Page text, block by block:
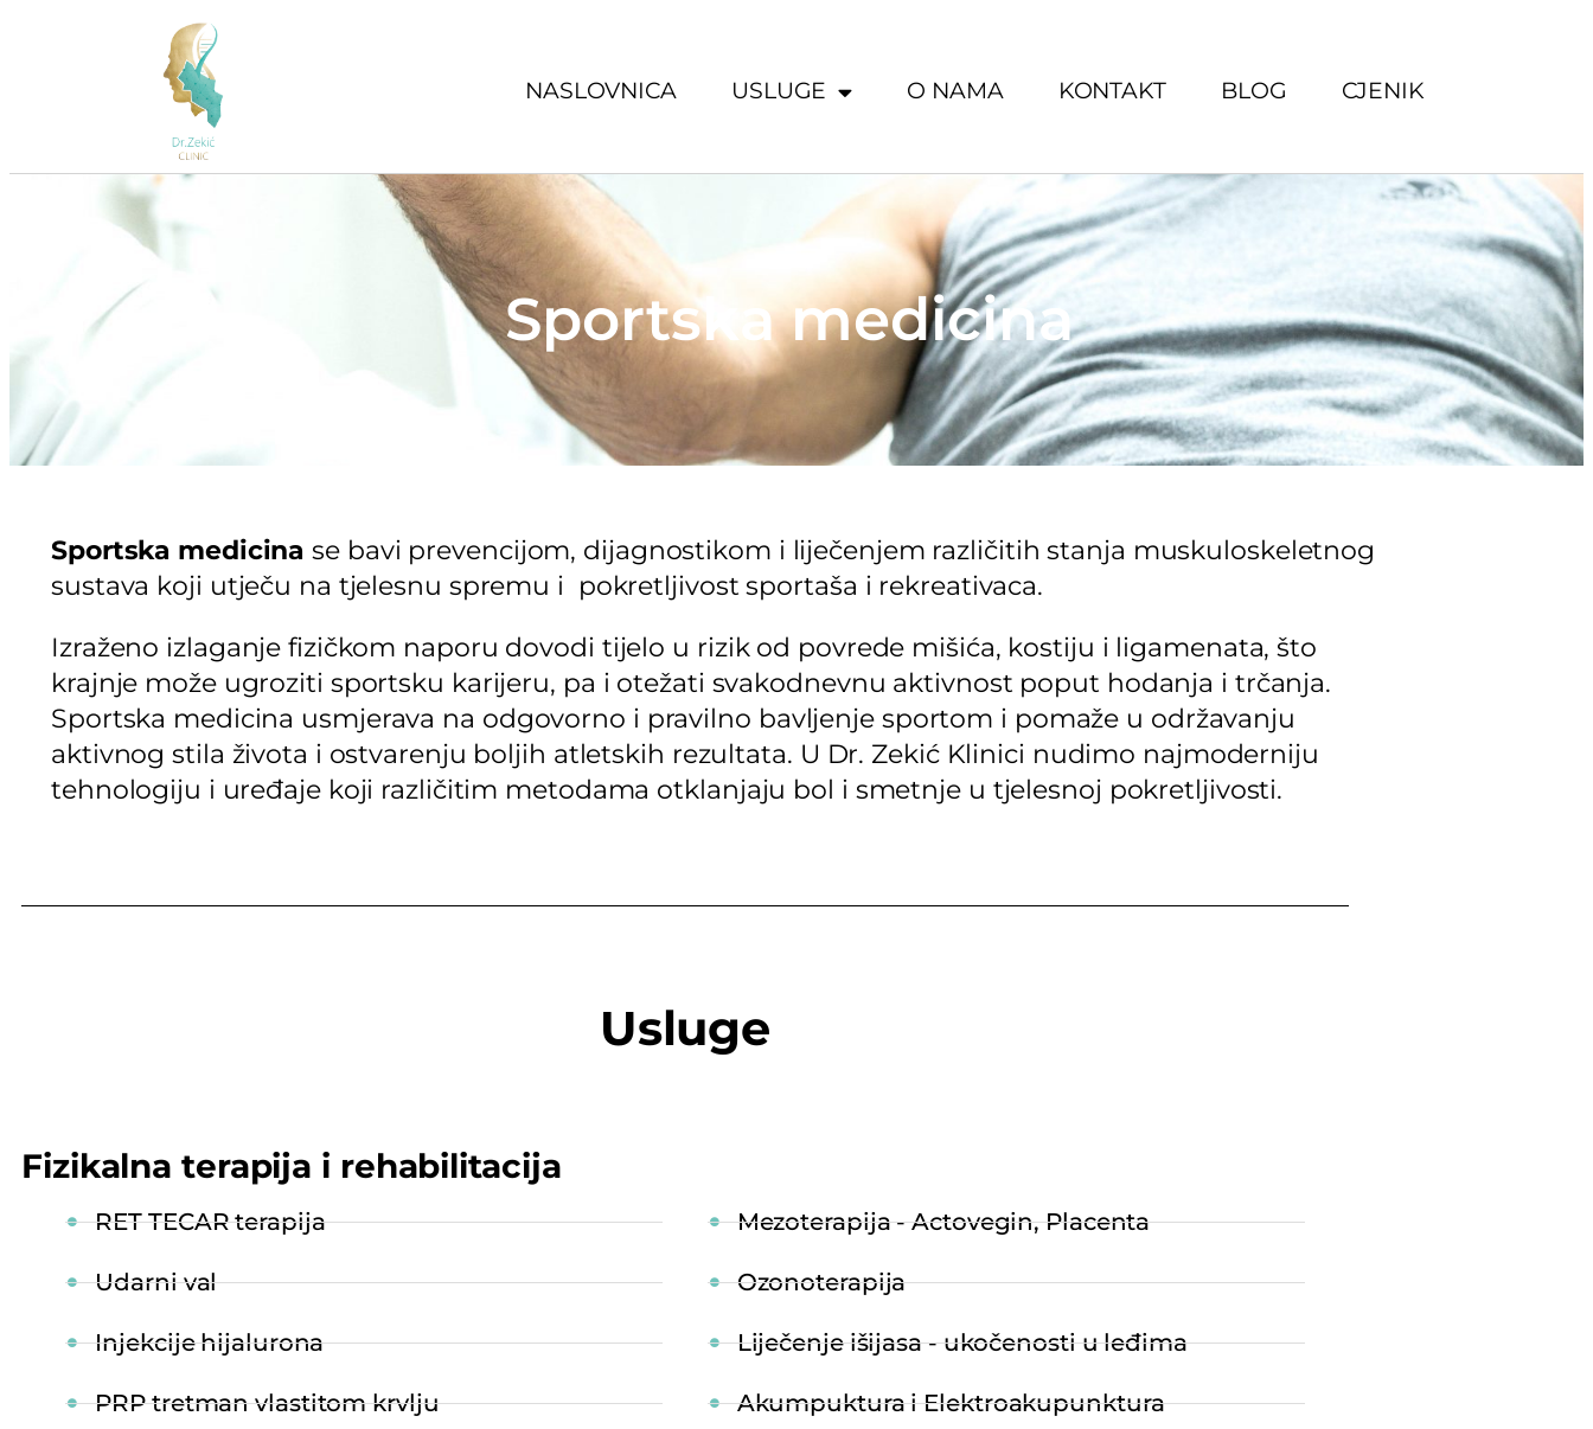
NASLOVNICA USLUGE O NAMA KONTAKT BLOG CJENIK
Sportska medicina
Sportska medicina se bavi prevencijom, dijagnostikom i liječenjem različitih stanja muskuloskeletnog
sustava koji utječu na tjelesnu spremu i pokretljivost sportaša i rekreativaca.
Izraženo izlaganje fizičkom naporu dovodi tijelo u rizik od povrede mišića, kostiju i ligamenata, što
krajnje može ugroziti sportsku karijeru, pa i otežati svakodnevnu aktivnost poput hodanja i trčanja.
Sportska medicina usmjerava na odgovorno i pravilno bavljenje sportom i pomaže u održavanju
aktivnog stila života i ostvarenju boljih atletskih rezultata. U Dr. Zekić Klinici nudimo najmoderniju
tehnologiju i uređaje koji različitim metodama otklanjaju bol i smetnje u tjelesnoj pokretljivosti.
Usluge
Fizikalna terapija i rehabilitacija
RET TECAR terapija
Udarni val
Injekcije hijalurona
PRP tretman vlastitom krvlju
Mezoterapija - Actovegin, Placenta
Ozonoterapija
Liječenje išijasa - ukočenosti u leđima
Akumpuktura i Elektroakupunktura